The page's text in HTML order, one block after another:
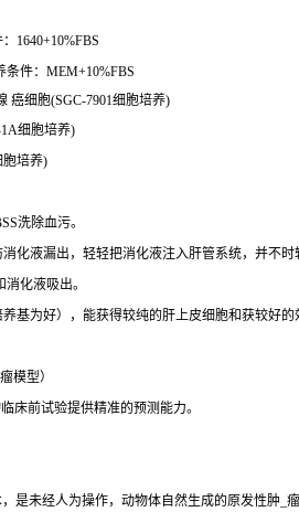
1640+10%FBS
件：MEM+10%FBS
癌细胞(SGC-7901细胞培养)
细胞培养)
胞培养)
洗除血污。
液漏出，轻轻把消化液注入肝管系统，并不时
化液吸出。
基为好），能获得较纯的肝上皮细胞和获较好的
模型）
床前试验提供精准的预测能力。
是未经人为操作，动物体自然生成的原发性肿